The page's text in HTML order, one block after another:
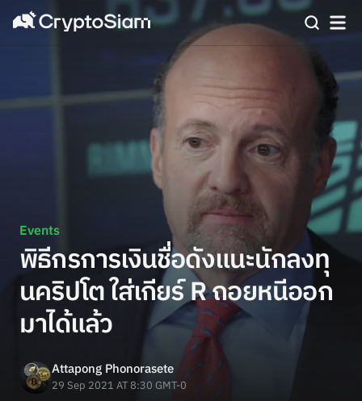
Events
พิธีกรการเงินชื่อดังแนะนักลงทุ
นคริปโต ใส่เกียร์ R ถอยหนีออก
มาได้แล้ว
Attapong Phonorasete
29 Sep 2021 AT 8:30 GMT-0